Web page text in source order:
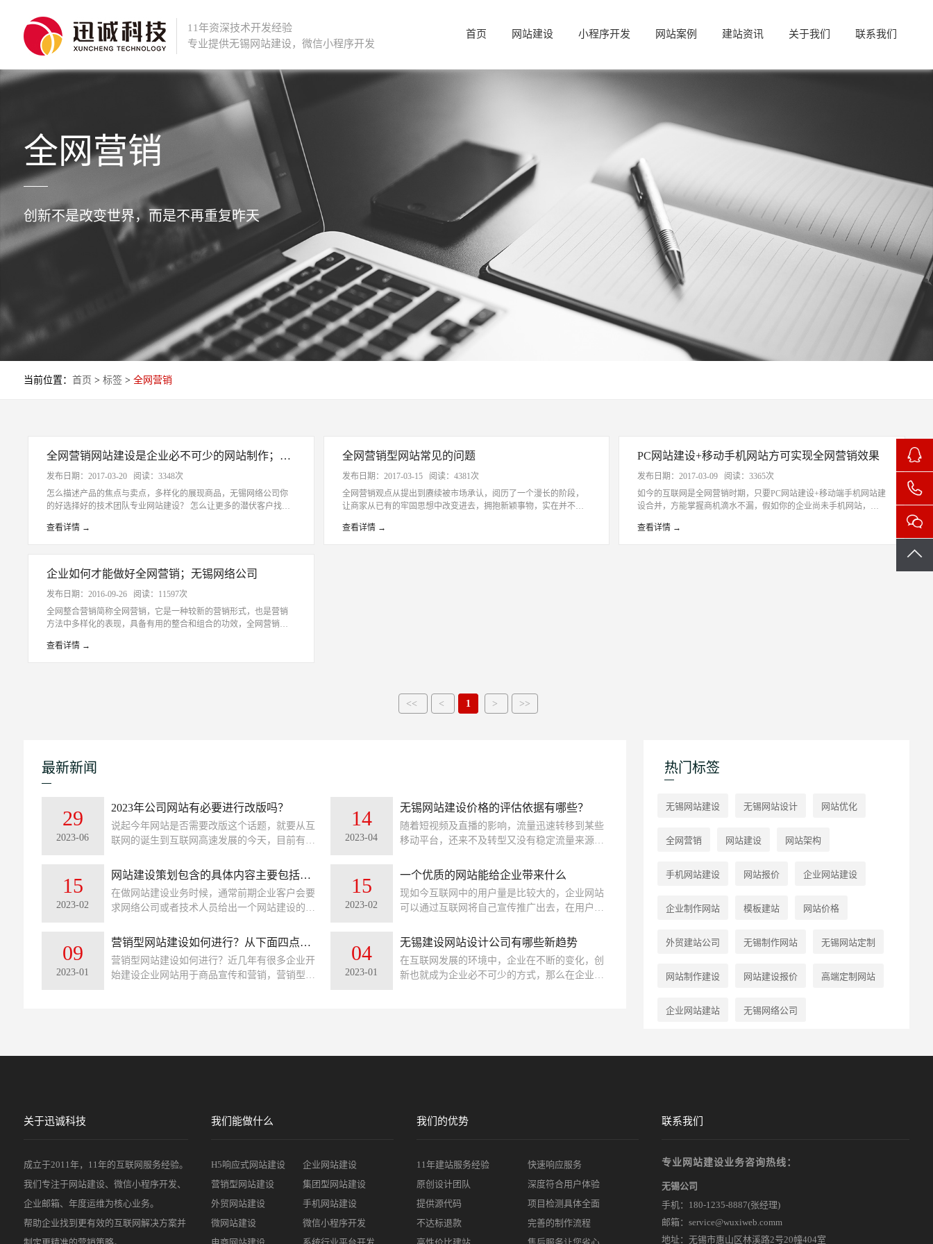
11年资深技术开发经验
专业提供无锡网站建设，微信小程序开发
首页 网站建设 小程序开发 网站案例 建站资讯 关于我们 联系我们
全网营销
创新不是改变世界，而是不再重复昨天
当前位置： 首页 > 标签> 全网营销
全网营销网站建设是企业必不可少的网站制作；无锡网络公司
发布日期：2017-03-20 阅读：3348次
怎么描述产品的焦点与卖点，多样化的展现商品，无锡网络公司你
的好选择好的技术团队专业网站建设？ 怎么让更多的潜伏客户找到
查看详情 →
全网营销型网站常见的问题
发布日期：2017-03-15 阅读：4381次
全网营销观点从提出到赓续被市场承认，阅历了一个漫长的阶段，
让商家从已有的牢固思想中改变进去，拥抱新颖事物，实在并不简
中都邑碰到如许那样的误区。下面带人人详细的了解下。无锡网络
查看详情 →
PC网站建设+移动手机网站方可实现全网营销效果
发布日期：2017-03-09 阅读：3365次
如今的互联网是全网营销时期，只要PC网站建设+移动端手机网站建
设合并，方能掌握商机滴水不漏，假如你的企业尚未手机网站，你
的代价在哪里，无锡专业网站建设手机建站?
查看详情 →
企业如何才能做好全网营销；无锡网络公司
发布日期：2016-09-26 阅读：11597次
全网整合营销简称全网营销，它是一种较新的营销形式，也是营销
方法中多样化的表现，具备有用的整合和组合的功效，全网营销可
站建设、前期保护等等内容衔接成一个全部，方便了企业的营销和
查看详情 →
<< < 1 > >>
最新新闻
29
2023-06
2023年公司网站有必要进行改版吗？
说起今年网站是否需要改版这个话题，就要从互
联网的诞生到互联网高速发展的今天，目前有成
了这些技术的前提，今天我们来说说公司网站有
没有必要进行改版？
14
2023-04
无锡网站建设价格的评估依据有哪些？
随着短视频及直播的影响，流量迅速转移到某些
移动平台，还来不及转型又没有稳定流量来源的
的市场虽然急剧萎缩，却也还有一定的市场需
求，网站制作的价格也是良莠不齐。有很多客户
就纳闷了，同样一个网站设计，为什么做网站公
司报出来的价格相差那么大呢？下面就来说说，
15
2023-02
网站建设策划包含的具体内容主要包括哪些内容
在做网站建设业务时候，通常前期企业客户会要
求网络公司或者技术人员给出一个网站建设的方
的人员在建立网站前也应该出一个这样的策划方
15
2023-02
一个优质的网站能给企业带来什么
现如今互联网中的用户量是比较大的，企业网站
可以通过互联网将自己宣传推广出去，在用户想
的企业，那么你的企业官网就能起到流量承载的
09
2023-01
营销型网站建设如何进行？从下面四点进行了解！
营销型网站建设如何进行？近几年有很多企业开
始建设企业网站用于商品宣传和营销，营销型网
04
2023-01
无锡建设网站设计公司有哪些新趋势
在互联网发展的环境中，企业在不断的变化，创
新也就成为企业必不可少的方式，那么在企业网
热门标签
无锡网站建设 无锡网站设计 网站优化
全网营销 网站建设 网站架构
手机网站建设 网站报价 企业网站建设
企业制作网站 模板建站 网站价格
外贸建站公司 无锡制作网站 无锡网站定制
网站制作建设 网站建设报价 高端定制网站
企业网站建站 无锡网络公司
关于迅诚科技
成立于2011年，11年的互联网服务经验。
我们专注于网站建设、微信小程序开发、
企业邮箱、年度运维为核心业务。
帮助企业找到更有效的互联网解决方案并
我们能做什么
H5响应式网站建设
企业网站建设
营销型网站建设
集团型网站建设
外贸网站建设
手机网站建设
微网站建设
微信小程序开发
我们的优势
11年建站服务经验
快速响应服务
原创设计团队
深度符合用户体验
提供源代码
项目检测具体全面
不达标退款
完善的制作流程
联系我们
专业网站建设业务咨询热线：
无锡公司
手机： 180-1235-8887(张经理)
邮箱：service@wuxiweb.comm
地址：无锡市惠山区林溪路2号20幢404室